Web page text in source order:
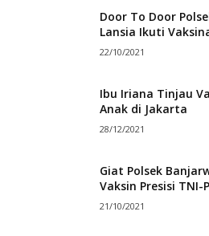
Door To Door
Lansia Ikuti
22/10/2021
Ibu Iriana Tinjau
Anak di Jakarta
28/12/2021
Giat Polsek
Vaksin Presisi TNI-
21/10/2021